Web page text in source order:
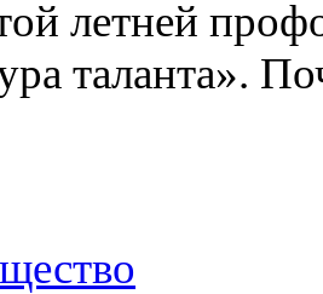
летней
таланта».